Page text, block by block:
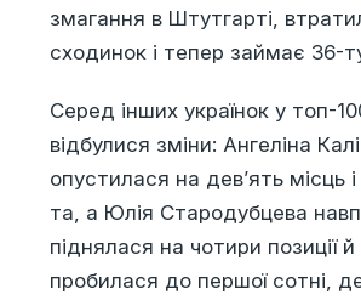
змагання в Штутгарті,
сходинок і тепер займає 36-
Серед інших українок у топ-
відбулися зміни: Ангеліна
опустилася на дев’ять місць
та, а Юлія Стародубцева
піднялася на чотири позиції
пробилася до першої сотні,